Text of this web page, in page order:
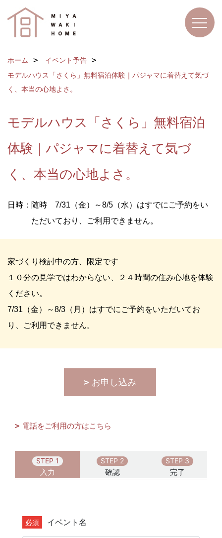
ホーム
イベント予告
モデルハウス「さくら」無料宿泊体験｜パジャマに着替えて気づ
く、本当の心地よさ。
モデルハウス「さくら」無料宿泊
体験｜パジャマに着替えて気づ
く、本当の心地よさ。
日時：随時 7/31（金）～8/5（水）はすでにご予約をい
ただいており、ご利用できません。
家づくり検討中の方、限定です
１０分の見学ではわからない、２４時間の住み心地を体験
ください。
7/31（金）～8/3（月）はすでにご予約をいただいてお
り、ご利用できません。
お申し込み
電話をご利用の方はこちら